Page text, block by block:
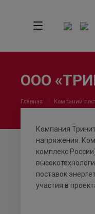
ООО
Главная Компании
Компания
напряжения.
комплекс
поставок
участия в